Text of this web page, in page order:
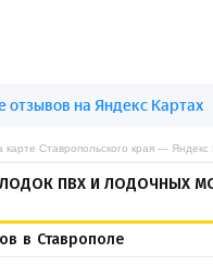
Ставропольского края — Яндекс
ЛОДОК ПВХ И ЛОДОЧНЫХ
в Ставрополе